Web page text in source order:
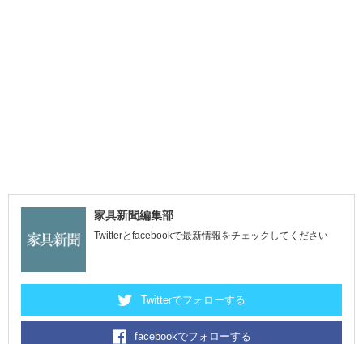
家具新聞編集部
Twitterとfacebookで最新情報をチェックしてください
Twitterでフォローする
facebookでフォローする